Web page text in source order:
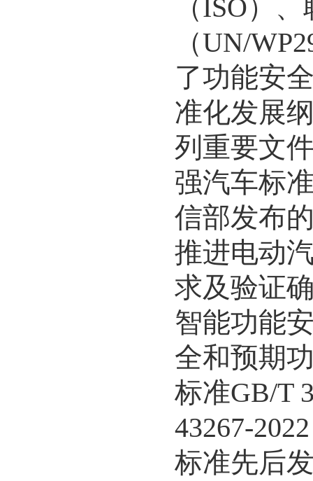
（ISO）
（UN/
了功能安
准化发展
列重要文
强汽车标
信部发布
推进电动
求及验证
智能功能
全和预期
标准GB/T
43267-2022
标准先后